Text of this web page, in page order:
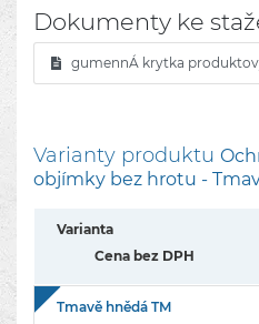
Dokumenty ke
gumennÁ krytka
Varianty produktu
objímky bez hrotu -
Varianta
Cena bez DPH
Tmavě hnědá TM